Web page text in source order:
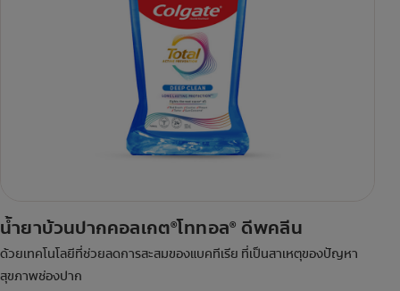
น้ำยาบ้วนปากคอลเกต®โททอล® ดีพคลีน
ด้วยเทคโนโลยีที่ช่วยลดการสะสมของแบคทีเรีย ที่เป็นสาเหตุของปัญหา
สุขภาพช่องปาก